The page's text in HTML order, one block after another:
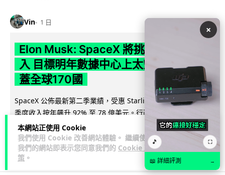
本網站正使用 Cookie
我們使用 Cookie 改善網站體驗。 繼續使用
我們的網站即表示您同意我們的 Cookie 政
策 。
Vin 1 日
Elon Musk: SpaceX 將挑戰萬億年收
入 目標明年數據中心上太空 Starlink 覆
蓋全球170國
SpaceX 公佈最新第二季業績，受惠 Starlink 與 AI 業務帶動，
季度收入按年飆升 92% 至 78 億美元。行政總裁 Elon...
全文
142 19 ↗ 分享
×
🎵 ⛶
📖 詳細評測 →